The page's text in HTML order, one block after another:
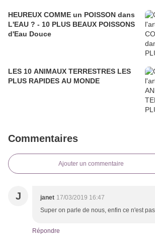
HEUREUX COMME un POISSON dans
L'EAU ? - 10 PLUS BEAUX POISSONS
d'Eau Douce
LES 10 ANIMAUX TERRESTRES LES
PLUS RAPIDES AU MONDE
Commentaires
Ajouter un commentaire
J janet 17/03/2019 16:47
Super on parle de nous, enfin ce n'est
Répondre